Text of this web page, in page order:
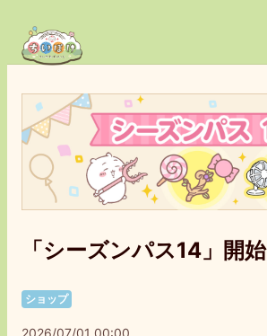
「シーズンパス14」開始
ショップ
2026/07/01 00:00